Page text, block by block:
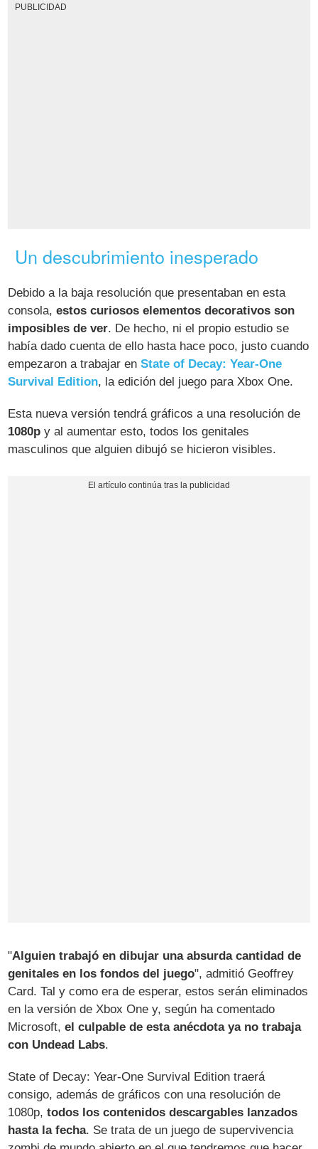
PUBLICIDAD
Un descubrimiento inesperado
Debido a la baja resolución que presentaban en esta
consola,estos curiosos elementos decorativos son
imposibles de ver. De hecho, ni el propio estudio se
había dado cuenta de ello hasta hace poco, justo cuando
empezaron a trabajar enState of Decay: Year-One
Survival Edition, la edición del juego para Xbox One.
Esta nueva versión tendrá gráficos a una resolución de
1080p y al aumentar esto, todos los genitales
masculinos que alguien dibujó se hicieron visibles.
"Alguien trabajó en dibujar una absurda cantidad de
genitales en los fondos del juego", admitió Geoffrey
Card. Tal y como era de esperar, estos serán eliminados
en la versión de Xbox One y, según ha comentado
Microsoft,el culpable de esta anécdota ya no trabaja
con Undead Labs.
State of Decay: Year-One Survival Edition traerá
consigo, además de gráficos con una resolución de
1080p,todos los contenidos descargables lanzados
hasta la fecha. Se trata de un juego de supervivencia